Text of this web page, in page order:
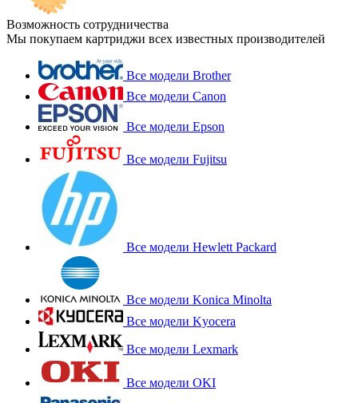
Возможность сотрудничества
Мы покупаем картриджи всех известных производителей
Все модели Brother
Все модели Canon
Все модели Epson
Все модели Fujitsu
Все модели Hewlett Packard
Все модели Konica Minolta
Все модели Kyocera
Все модели Lexmark
Все модели OKI